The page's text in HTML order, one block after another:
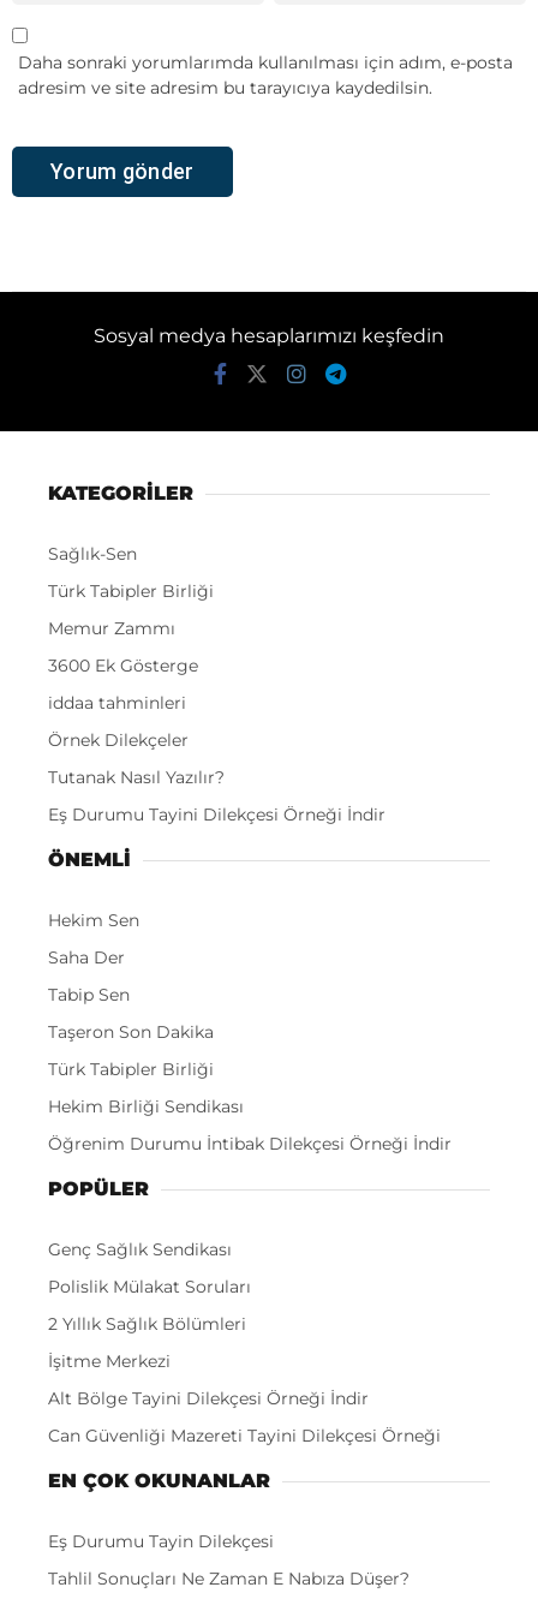
Daha sonraki yorumlarımda kullanılması için adım, e-posta
adresim ve site adresim bu tarayıcıya kaydedilsin.
Sosyal medya hesaplarımızı keşfedin
KATEGORİLER
Sağlık-Sen
Türk Tabipler Birliği
Memur Zammı
3600 Ek Gösterge
iddaa tahminleri
Örnek Dilekçeler
Tutanak Nasıl Yazılır?
Eş Durumu Tayini Dilekçesi Örneği İndir
ÖNEMLI
Hekim Sen
Saha Der
Tabip Sen
Taşeron Son Dakika
Türk Tabipler Birliği
Hekim Birliği Sendikası
Öğrenim Durumu İntibak Dilekçesi Örneği İndir
POPÜLER
Genç Sağlık Sendikası
Polislik Mülakat Soruları
2 Yıllık Sağlık Bölümleri
İşitme Merkezi
Alt Bölge Tayini Dilekçesi Örneği İndir
Can Güvenliği Mazereti Tayini Dilekçesi Örneği
EN ÇOK OKUNANLAR
Eş Durumu Tayin Dilekçesi
Tahlil Sonuçları Ne Zaman E Nabıza Düşer?